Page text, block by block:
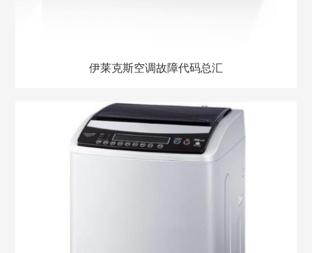
伊莱克斯空调故障代码总汇